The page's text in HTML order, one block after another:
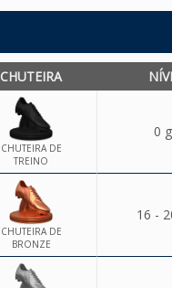
CHUTEIRA
CHUTEIRA DE
TREINO
0
CHUTEIRA DE
BRONZE
16 -